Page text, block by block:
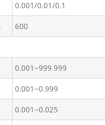
0.001/0.01/0.1
600
0.001~999.999
0.001~0.999
0.001~0.025